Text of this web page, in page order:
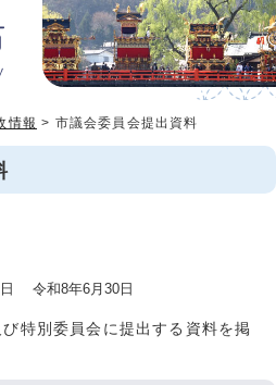
情報 > 市議会委員会提出資料
令和8年6月30日
特別委員会に提出する資料を掲